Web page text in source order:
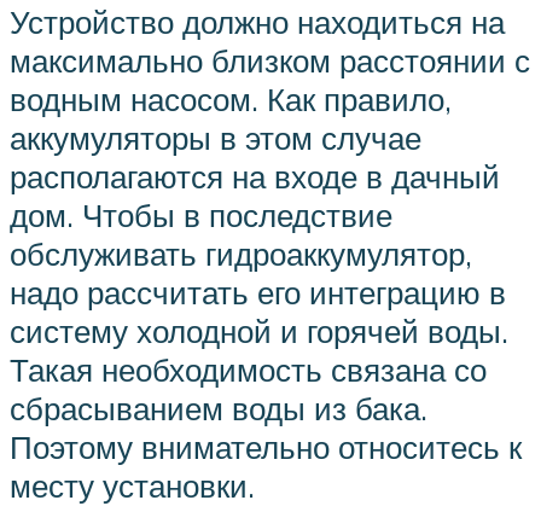
Устройство должно находиться на
максимально близком расстоянии с
водным насосом. Как правило,
аккумуляторы в этом случае
располагаются на входе в дачный
дом. Чтобы в последствие
обслуживать гидроаккумулятор,
надо рассчитать его интеграцию в
систему холодной и горячей воды.
Такая необходимость связана со
сбрасыванием воды из бака.
Поэтому внимательно относитесь к
месту установки.